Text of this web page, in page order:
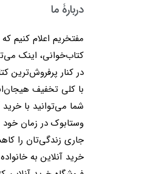
دربارۀ ما
کتاب‌خوانی، اینک
در کنار پرفروش‌ترین
با کلی تخفیف
شما می‌توانید با خرید
وستابوک در زمان
جاری زندگی‌تان را
خرید آنلاین به